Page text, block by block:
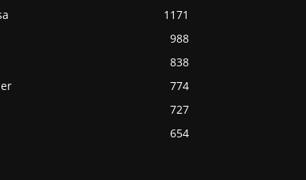
1171
988
838
774
727
654